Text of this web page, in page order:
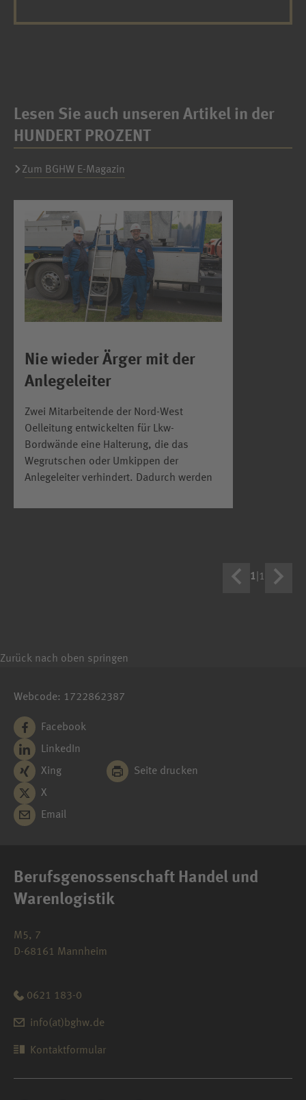
Lesen Sie auch unseren Artikel in der
HUNDERT PROZENT
Zum BGHW E-Magazin
Nie wieder Ärger mit der
Anlegeleiter
Zwei Mitarbeitende der Nord-West
Oelleitung entwickelten für Lkw-
Bordwände eine Halterung, die das
Wegrutschen oder Umkippen der
Anlegeleiter verhindert. Dadurch werden
1 1
Zurück nach oben springen
Webcode: 1722862387
Facebook
LinkedIn
Xing
X
Email
Seite drucken
Berufsgenossenschaft Handel und
Warenlogistik
M5, 7
D-68161 Mannheim
0621 183-0
info(at)bghw.de
Kontaktformular